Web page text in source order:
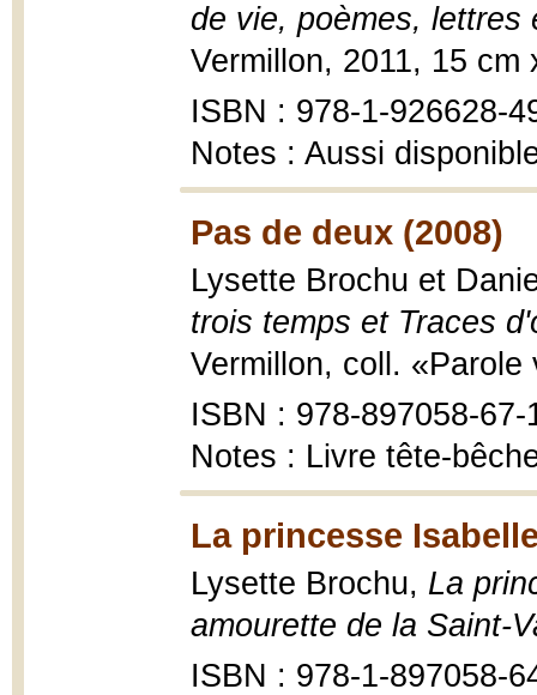
de vie, poèmes, lettres
Vermillon, 2011, 15
ISBN : 978-1-926628-
Notes : Aussi
Pas de deux (2008)
Lysette Brochu et
trois temps et Traces
Vermillon, coll.
ISBN : 978-897058-67-
Notes : Livre tête-
La princesse
Lysette Brochu, La
amourette de la Saint-
ISBN : 978-1-897058-